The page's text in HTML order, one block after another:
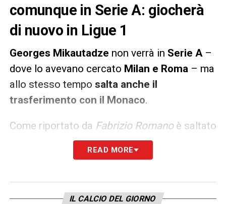
comunque in Serie A: giocherà
di nuovo in Ligue 1
Georges Mikautadze non verrà in Serie A–
dove lo avevano cercato Milan e Roma – ma
allo stesso tempo salta anche il
trasferimento con il Monaco.
Come riportato da Fabrizio Romanoè saltato
il trasferimento ai monegaschi, che aveva già
fissato le visite mediche: c’è stato il
READ MORE
IL CALCIO DEL GIORNO